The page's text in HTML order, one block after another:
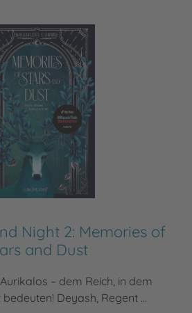
Night 2: Memories of
and Dust
– dem Reich, in dem
Deyash, Regent ...